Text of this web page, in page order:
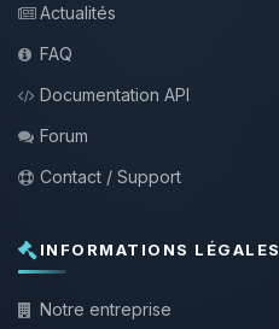
Actualités
FAQ
Documentation API
Forum
Contact / Support
INFORMATIONS LÉGALES
Notre entreprise